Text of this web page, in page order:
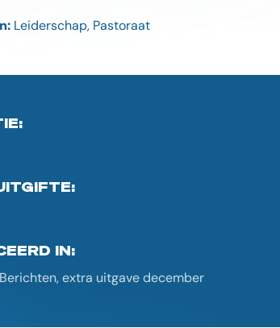
Leiderschap, Pastoraat
IN:
extra uitgave december